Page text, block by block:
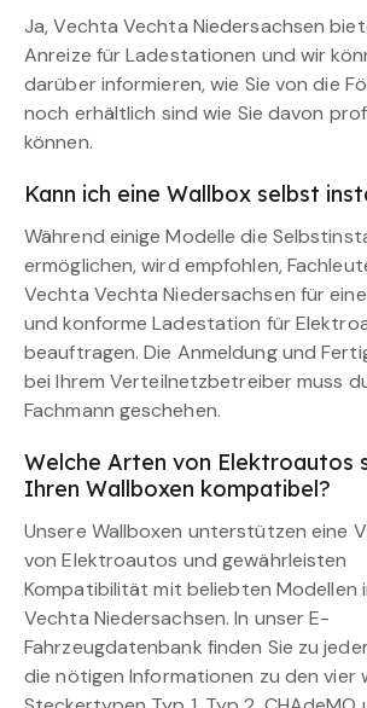
Ja, Vechta Vechta Niedersachsen
Anreize für Ladestationen und wir
darüber informieren, wie Sie von die
noch erhältlich sind wie Sie davon
können.
Kann ich eine Wallbox selbst
Während einige Modelle die
ermöglichen, wird empfohlen,
Vechta Vechta Niedersachsen für
und konforme Ladestation für
beauftragen. Die Anmeldung und
bei Ihrem Verteilnetzbetreiber muss
Fachmann geschehen.
Welche Arten von Elektroautos
Ihren Wallboxen kompatibel?
Unsere Wallboxen unterstützen eine
von Elektroautos und gewährleisten
Kompatibilität mit beliebten Modellen
Vechta Niedersachsen. In unser E-
Fahrzeugdatenbank finden Sie zu
die nötigen Informationen zu den vier